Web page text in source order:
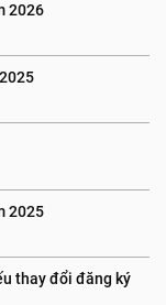
2026
2025
thay đổi đăng ký